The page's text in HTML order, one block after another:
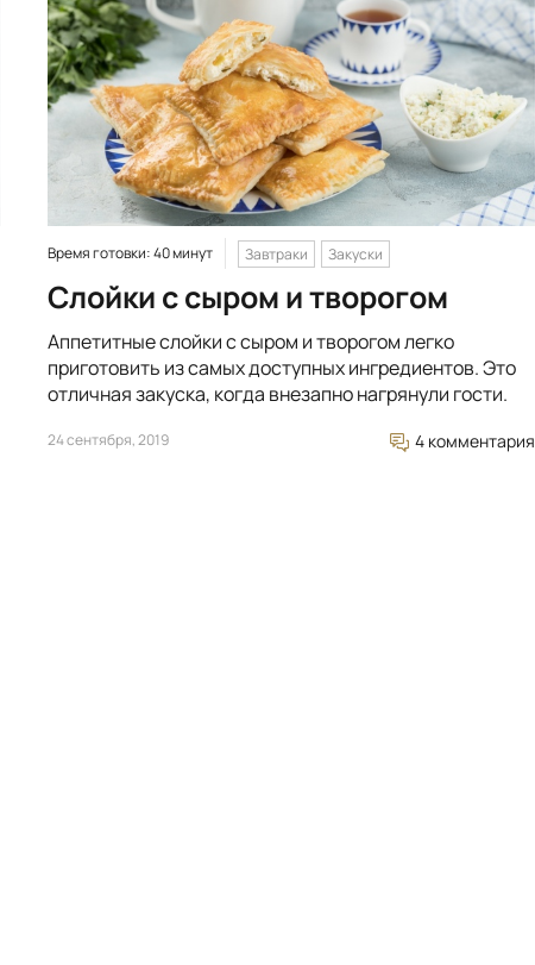
Время готовки: 40 минут Завтраки Закуски
Слойки с сыром и творогом
Аппетитные слойки с сыром и творогом легко
приготовить из самых доступных ингредиентов. Это
отличная закуска, когда внезапно нагрянули гости.
24 сентября, 2019 4 комментария